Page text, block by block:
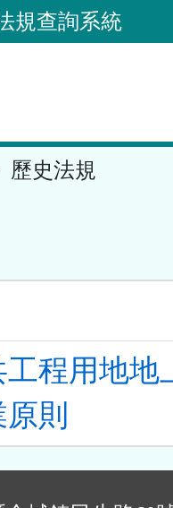
規查詢系統
歷史法規
程用地地
則